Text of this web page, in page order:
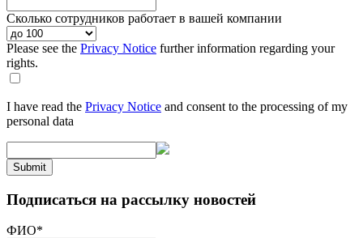
Сколько сотрудников работает в вашей компании
Please see the Privacy Notice further information regarding your
rights.
I have read the Privacy Notice and consent to the processing of my
personal data
Submit
Подписаться на рассылку новостей
ФИО*